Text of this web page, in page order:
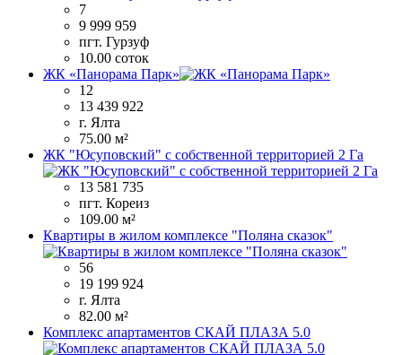
7
9 999 959
пгт. Гурзуф
10.00 соток
ЖК «Панорама Парк»
12
13 439 922
г. Ялта
75.00 м²
ЖК "Юсуповский" с собственной территорией 2 Га
13 581 735
пгт. Кореиз
109.00 м²
Квартиры в жилом комплексе "Поляна сказок"
56
19 199 924
г. Ялта
82.00 м²
Комплекс апартаментов СКАЙ ПЛАЗА 5.0